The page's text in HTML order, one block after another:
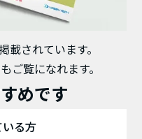
されています。
ご覧になれます。
めです
る方